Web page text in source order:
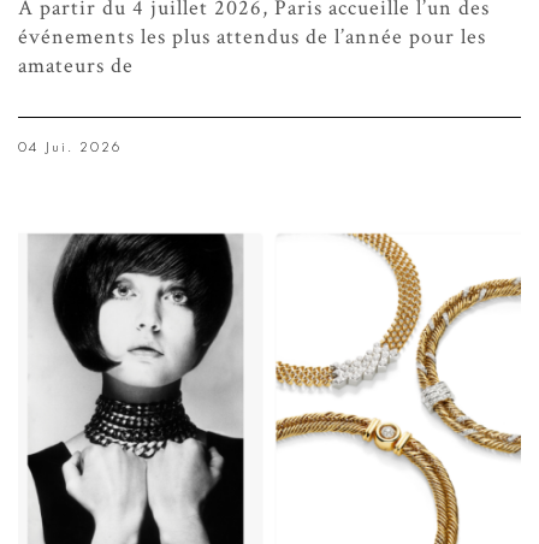
À partir du 4 juillet 2026, Paris accueille l’un des
événements les plus attendus de l’année pour les
amateurs de
04 Jui. 2026